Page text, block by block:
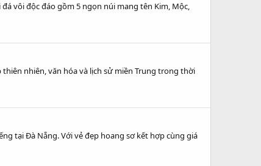
vôi độc đáo gồm 5 ngọn núi mang tên Kim, Mộc,
nhiên, văn hóa và lịch sử miền Trung trong thời
tại Đà Nẵng. Với vẻ đẹp hoang sơ kết hợp cùng giá